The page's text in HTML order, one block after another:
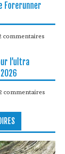
Forerunner
commentaires
l’ultra
commentaires